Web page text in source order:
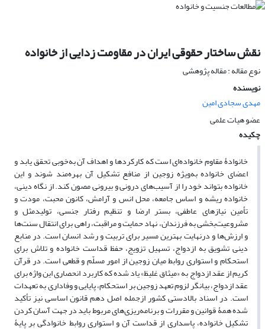
نقش ساختار حقوقی ایران در مقاومت زدایی از خانواده
نوع مقاله : مقاله پژوهشی
نویسنده
مهدی سجادی امین
عضو هیات علمی
چکیده
خانوادۀ مقاوم خانواده‌ای است که کارکردها و اهداف آن به‌خوبی تحقق یابد و
اعضای خانواده به‌ویژه زوجین از منافع تشکیل آن بهره‌مند شوند و این
خانواده بتواند خود را از آسیب‌های درونی و بیرونی مصون کند. از نگاه دینی،
خانواده ریشه و اساس جامعه، محل انس و آرامش، کانون محبت، مودت و
تأمین نیازهای عاطفی، بستر ارضا و تنظیم رفتار جنسی، تولیدمثل و
مشروعیت‌بخشی به فرزندان، نهاد حمایت و مراقبت، راهی برای انتقال سنت‌ها
و ارزش‌ها و درنهایت بهترین مسیر برای تربیت و رشد انسان است. در منابع
دینی تشویق به ازدواج، تسهیل تزویج، حفظ قداست خانواده و تلاش برای
استحکام و استواری روابط میان زوجین از امور مسلّم و قطعی است. در قرآن
کریم از عقد ازدواج به «میثاق غلیظ» یاد شده که کاربرد انحصاری این واژه برای
عقد ازدواج، بیانگر لزوم تعهد زوجین بر استحکام، پایایی و وفاداری به تعهدات
است. در اسناد بالادستی کشور ازجمله اصل دهم قانون اساسی نیز تأکید
شده همۀ قوانین و مقررات و برنامه‌ریزی‌های مربوط باید در جهت آسان کردن
تشکیل خانواده، پاسداری از قداست آن و استواری روابط خانوادگی بر پایۀ